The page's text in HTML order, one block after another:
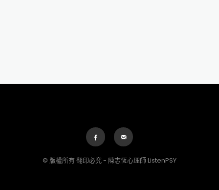
© 版權所有 翻印必究 - 陳志恆心理師 ListenPSY